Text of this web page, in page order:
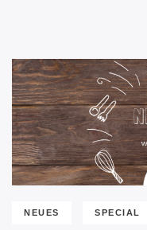
NEUES SPECIAL